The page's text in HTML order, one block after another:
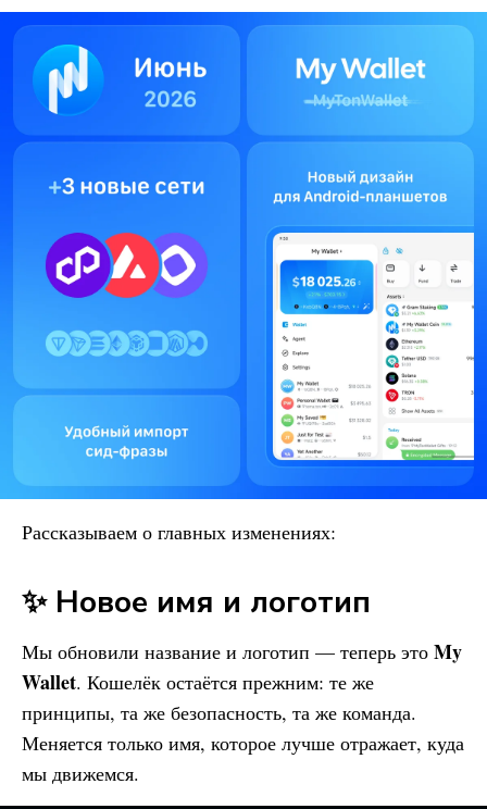
Рассказываем о главных изменениях:
✨ Новое имя и логотип
Мы обновили название и логотип — теперь это My
Wallet. Кошелёк остаётся прежним: те же
принципы, та же безопасность, та же команда.
Меняется только имя, которое лучше отражает, куда
мы движемся.